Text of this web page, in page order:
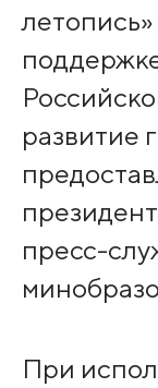
развитие
пресс-
При